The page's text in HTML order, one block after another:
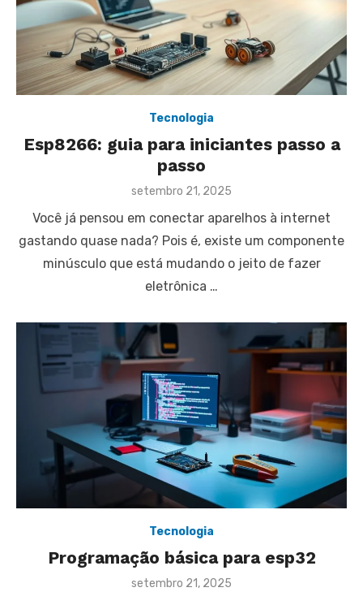
Tecnologia
Esp8266: guia para iniciantes passo a
passo
Posted
setembro 21, 2025
Você já pensou em conectar aparelhos à internet
gastando quase nada? Pois é, existe um componente
minúsculo que está mudando o jeito de fazer
eletrônica …
Tecnologia
Programação básica para esp32
Posted
setembro 21, 2025